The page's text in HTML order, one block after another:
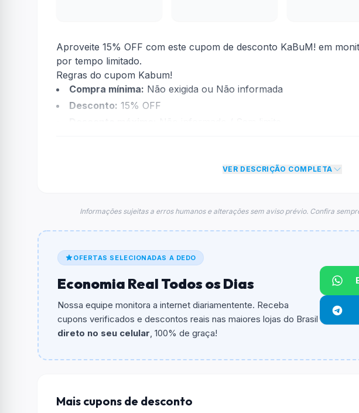
Aproveite 15% OFF com este cupom de desconto KaBuM! em
por tempo limitado.
Regras do cupom Kabum!
Compra mínima: Não exigida ou Não informada
Desconto: 15% OFF
dará um desconto de 15% no total
econtradas informações sobre restrição de teto máximo para esse
O cupom dá15% OFFem compras.
Qual é o valor minimo de compra?
O valor minimo de compra é Não exigido ou Não informado.
Qual é o desconto máximo?
Não informado ou sem limite.
Funciona em qualquer produto?
podem não aceitar cupons.
VER DESCRIÇÃO COMPLETA
Informações sujeitas a erros humanos e alterações sem aviso prévio. Confira
OFERTAS SELECIONADAS A DEDO
Economia Real Todos os Dias
Nossa equipe monitora a internet diariamentente. Receba
cupons verificados e descontos reais nas maiores lojas do Brasil
direto no seu celular, 100% de graça!
Mais cupons de desconto